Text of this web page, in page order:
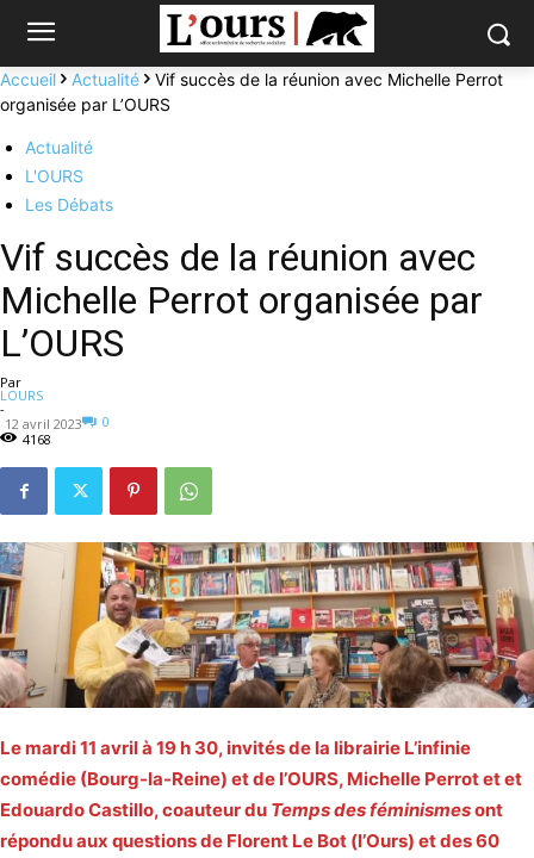
Accueil Actualité
Vif succès de la réunion avec Michelle Perrot
organisée par L’OURS
Actualité
L'OURS
Les Débats
Vif succès de la réunion avec
Michelle Perrot organisée par
L’OURS
Par
LOURS
-
12 avril 2023
0
4168
Le mardi 11 avril à 19 h 30, invités de la librairie L’infinie
comédie (Bourg-la-Reine) et de l’OURS, Michelle Perrot et et
Edouardo Castillo, coauteur du Temps des féminismesont
répondu aux questions de Florent Le Bot (l’Ours) et des 60